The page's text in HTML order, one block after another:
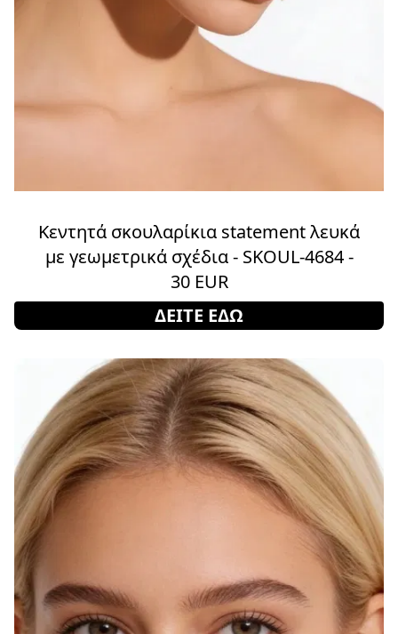
Κεντητά σκουλαρίκια statement λευκά
με γεωμετρικά σχέδια - SKOUL-4684 -
30 EUR
ΔΕΙΤΕ ΕΔΩ